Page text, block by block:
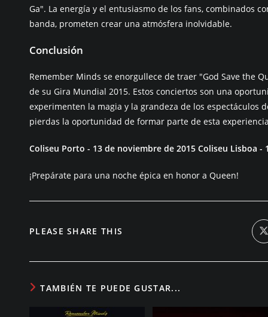
Ga". La energía y el entusiasmo de los fans, combinados
banda, prometen crear una atmósfera inolvidable.
Conclusión
Remember Minds se enorgullece de traer "God Save the
de su Gira Mundial 2015. Estos conciertos son una
experimenten la magia y la grandeza de los espectáculos
pierdas la oportunidad de formar parte de esta
Coliseu Porto - 13 de noviembre de 2015 Coliseu Lisboa -
¡Prepárate para una noche épica en honor a Queen!
PLEASE SHARE THIS
TAMBIÉN TE PUEDE GUSTAR...